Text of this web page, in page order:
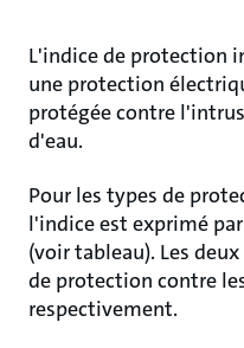
L'indice de protection
une protection
protégée contre
d'eau.
Pour les types de
l'indice est exprimé
(voir tableau). Les
de protection contre
respectivement.